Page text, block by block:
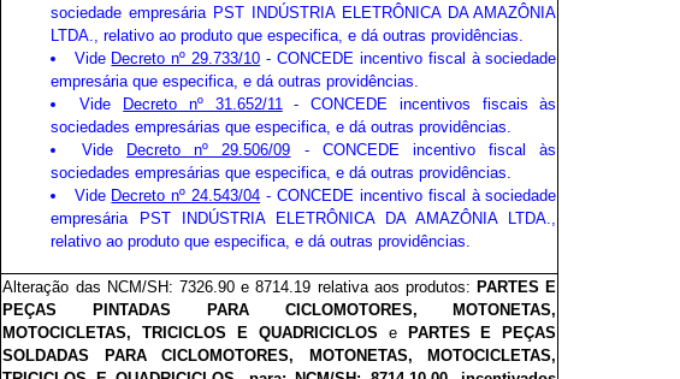
sociedade empresária PST INDÚSTRIA ELETRÔNICA DA AMAZÔNIA
LTDA., relativo ao produto que especifica, e dá outras providências.
Vide Decreto nº 29.733/10 - CONCEDE incentivo fiscal à sociedade
empresária que especifica, e dá outras providências.
Vide
Decreto nº 31.652/11- CONCEDE incentivos fiscais às
sociedades empresárias que especifica, e dá outras providências.
Vide
Decreto nº 29.506/09 - CONCEDE incentivo fiscal às
sociedades empresárias que especifica, e dá outras providências.
Vide Decreto nº 24.543/04 - CONCEDE incentivo fiscal à sociedade
empresária PST INDÚSTRIA ELETRÔNICA DA AMAZÔNIA LTDA.,
relativo ao produto que especifica, e dá outras providências.
Alteração das NCM/SH: 7326.90 e 8714.19 relativa aos produtos: PARTES E
PEÇAS PINTADAS PARA CICLOMOTORES, MOTONETAS,
MOTOCICLETAS, TRICICLOS E QUADRICICLOS ePARTES E PEÇAS
SOLDADAS PARA CICLOMOTORES, MOTONETAS, MOTOCICLETAS,